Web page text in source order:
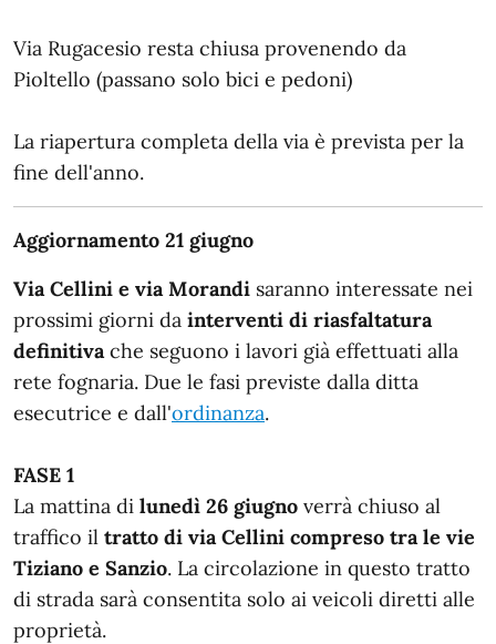
Via Rugacesio resta chiusa provenendo da
Pioltello (passano solo bici e pedoni)
La riapertura completa della via è prevista per la
fine dell'anno.
Aggiornamento 21 giugno
Via Cellini e via Morandi saranno interessate nei
prossimi giorni da interventi di riasfaltatura
definitivache seguono i lavori già effettuati alla
rete fognaria. Due le fasi previste dalla ditta
esecutrice e dall'ordinanza.
FASE 1
La mattina di lunedì 26 giugno verrà chiuso al
traffico il tratto di via Cellini compreso tra le vie
Tiziano e Sanzio. La circolazione in questo tratto
di strada sarà consentita solo ai veicoli diretti alle
proprietà.